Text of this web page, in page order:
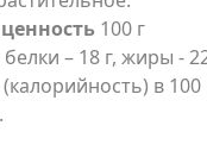
100 г
– 18 г, жиры -
(калорийность) в 100